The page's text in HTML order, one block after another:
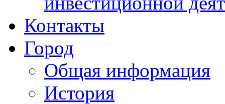
Контакты
Город
Общая информация
История